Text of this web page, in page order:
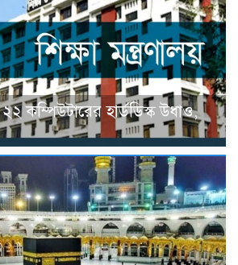
২২ কম্পিউটারের হার্ডডিস্ক উধাও,